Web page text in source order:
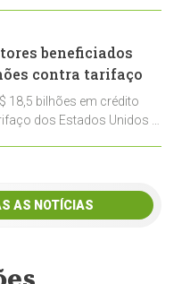
beneficiados
contra tarifaço
18,5 bilhões em crédito
dos Estados Unidos e
AS NOTÍCIAS